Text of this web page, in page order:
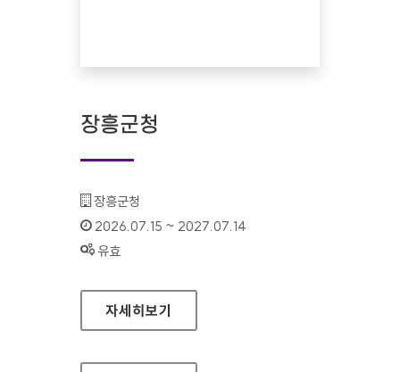
장흥군청
기관명 :
장흥군청
인증기간 :
2026.07.15 ~ 2027.07.14
상태 :
유효
장흥군청
자세히보기